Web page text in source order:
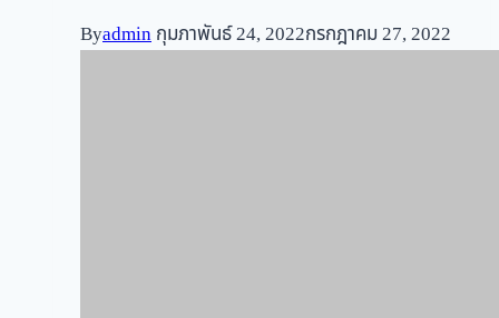
Byadminกุมภาพันธ์ 24, 2022กรกฎาคม 27, 2022